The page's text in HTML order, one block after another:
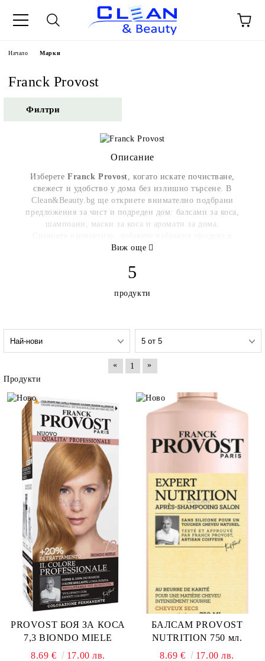
Начало Марки
Franck Provost
Филтри
Описание
ИзберетеFranck Provost, когато искате почистване,
свежест и удобство у дома без излишно търсене. В
Clean&Beauty.bg ще откриете внимателно подбрани
предложения за чист и подреден дом: балсами за коса,
шампоани, маски за коса и аромати за дома.
количката и поръчайте онлайн само с няколко клика.
Виж още
5
продукти
« 1
»
Продукти
PROVOST БОЯ ЗА КОСА
7,3 BIONDO MIELE
8.69 €
17.00 лв.
БАЛСАМ PROVOST
NUTRITION 750 мл.
8.69 €
17.00 лв.